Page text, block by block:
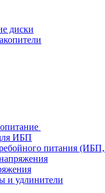
диски
ИБП
питания
и удлинители